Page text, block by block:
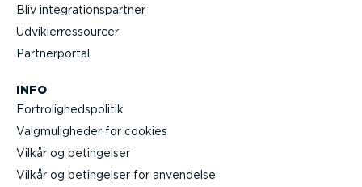
Bliv integra­tions­partner
Udvik­lerre­s­sourcer
Partner­portal
INFO
Fortro­lig­heds­po­litik
Valgmu­lig­heder for cookies
Vilkår og betingelser
Vilkår og betingelser for anvendelse